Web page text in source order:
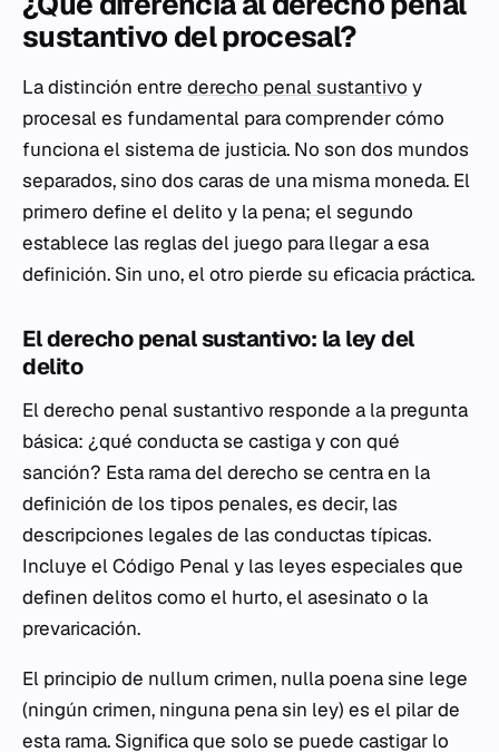
sustantivo del procesal?
La distinción entre derecho penal sustantivo y
procesal es fundamental para comprender cómo
funciona el sistema de justicia. No son dos mundos
separados, sino dos caras de una misma moneda. El
primero define el delito y la pena; el segundo
establece las reglas del juego para llegar a esa
definición. Sin uno, el otro pierde su eficacia práctica.
El derecho penal sustantivo: la ley del
delito
El derecho penal sustantivo responde a la pregunta
básica: ¿qué conducta se castiga y con qué
sanción? Esta rama del derecho se centra en la
definición de los tipos penales, es decir, las
descripciones legales de las conductas típicas.
Incluye el Código Penal y las leyes especiales que
definen delitos como el hurto, el asesinato o la
prevaricación.
El principio de nullum crimen, nulla poena sine lege
(ningún crimen, ninguna pena sin ley) es el pilar de
esta rama. Significa que solo se puede castigar lo